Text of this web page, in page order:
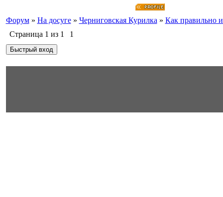
Форум » На досуге » Черниговская Курилка » Как правильно
Страница 1 из 1 1